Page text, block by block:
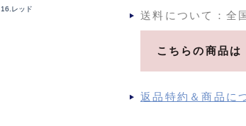
16.レッド
送料について：全
こちらの商品は
返品特約＆商品に